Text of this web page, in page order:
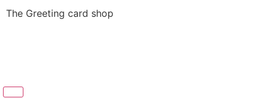
The Greeting card shop